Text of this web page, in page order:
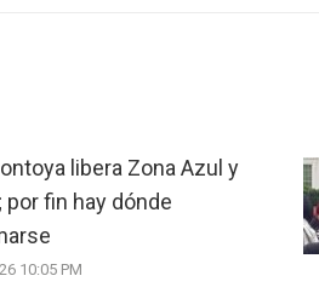
libera Zona Azul y
por fin hay dónde
10:05 PM